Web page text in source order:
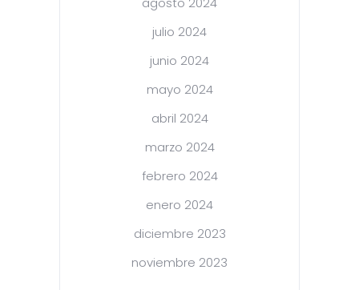
julio 2024
junio 2024
mayo 2024
abril 2024
marzo 2024
febrero 2024
enero 2024
diciembre 2023
noviembre 2023